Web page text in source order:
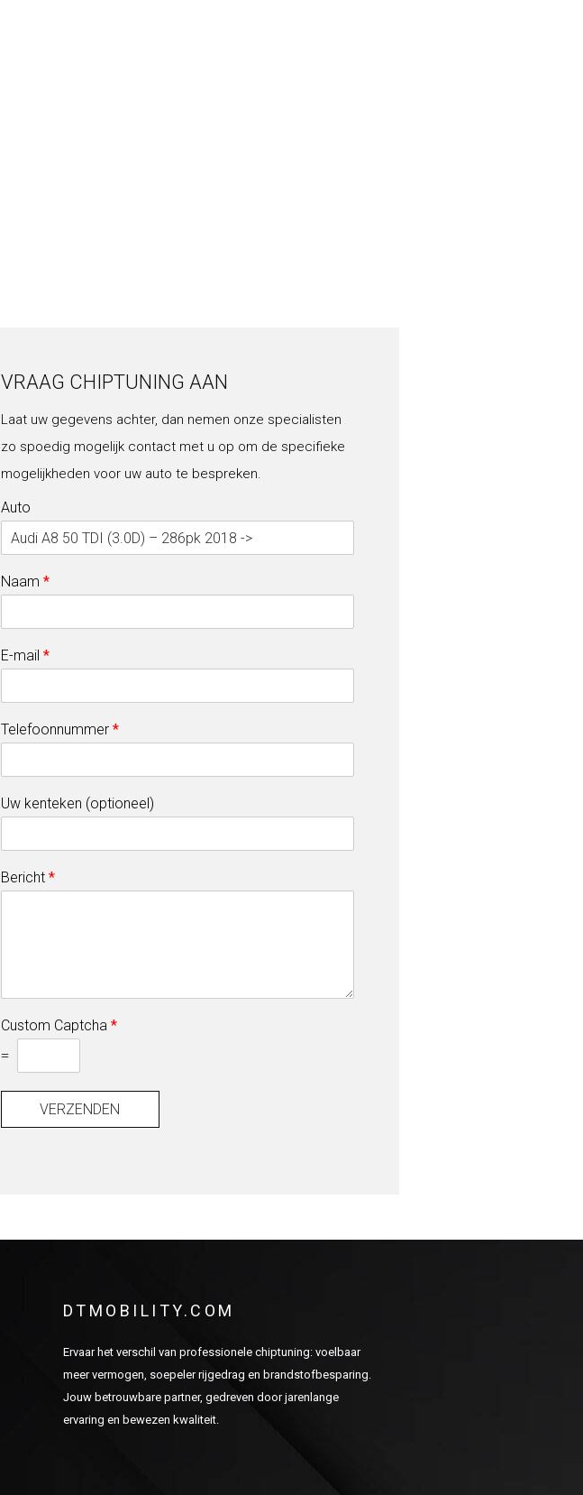
VRAAG CHIPTUNING AAN
Laat uw gegevens achter, dan nemen onze specialisten
zo spoedig mogelijk contact met u op om de specifieke
mogelijkheden voor uw auto te bespreken.
Auto
Naam *
E-mail *
Telefoonnummer *
Uw kenteken (optioneel)
Bericht *
Custom Captcha *
=
VERZENDEN
DTMOBILITY.COM
Ervaar het verschil van professionele chiptuning: voelbaar
meer vermogen, soepeler rijgedrag en brandstofbesparing.
Jouw betrouwbare partner, gedreven door jarenlange
ervaring en bewezen kwaliteit.